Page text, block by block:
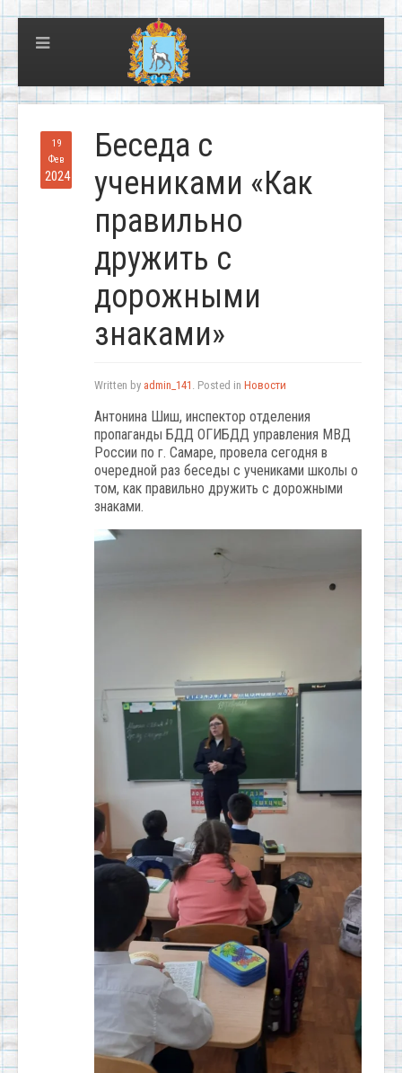
19
Фев
2024
Беседа с
учениками «Как
правильно
дружить с
дорожными
знаками»
Written by admin_141 . Posted in Новости
Антонина Шиш, инспектор отделения
пропаганды БДД ОГИБДД управления МВД
России по г. Самаре, провела сегодня в
очередной раз беседы с учениками школы о
том, как правильно дружить с дорожными
знаками.